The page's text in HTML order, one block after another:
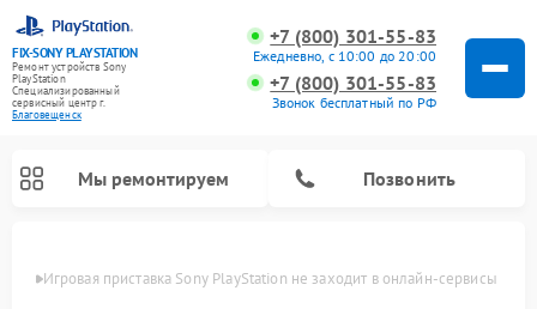
FIX-SONY PLAYSTATION
Ремонт устройств Sony
PlayStation
Специализированный
cервисный центр г.
Благовещенск
+7 (800) 301-55-83
Ежедневно, с 10:00 до 20:00
+7 (800) 301-55-83
Звонок бесплатный по РФ
Мы ремонтируем Позвонить
Игровая приставка Sony PlayStation не заходит в онлайн-сервисы